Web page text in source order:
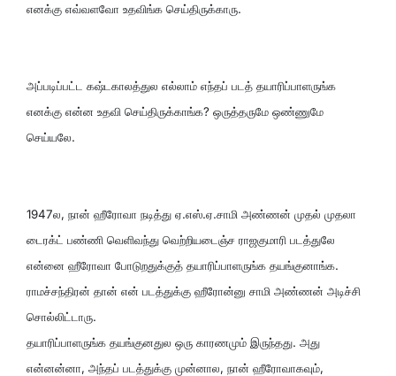
எனக்கு எவ்வளவோ உதவிங்க செய்திருக்காரு.
அப்படிப்பட்ட கஷ்டகாலத்துல எல்லாம் எந்தப் படத் தயாரிப்பாளருங்க
எனக்கு என்ன உதவி செய்திருக்காங்க? ஒருத்தருமே ஒண்ணுமே
செய்யலே.
1947ல, நான் ஹீரோவா நடித்து ஏ.எஸ்.ஏ.சாமி அண்ணன் முதல் முதலா
டைரக்ட் பண்ணி வெளிவந்து வெற்றியடைஞ்ச ராஜகுமாரி படத்துலே
என்னை ஹீரோவா போடுறதுக்குத் தயாரிப்பாளருங்க தயங்குனாங்க.
ராமச்சந்திரன் தான் என் படத்துக்கு ஹீரோன்னு சாமி அண்ணன் அடிச்சி
சொல்லிட்டாரு.
தயாரிப்பாளருங்க தயங்குனதுல ஒரு காரணமும் இருந்தது. அது
என்னன்னா, அந்தப் படத்துக்கு முன்னால, நான் ஹீரோவாகவும்,